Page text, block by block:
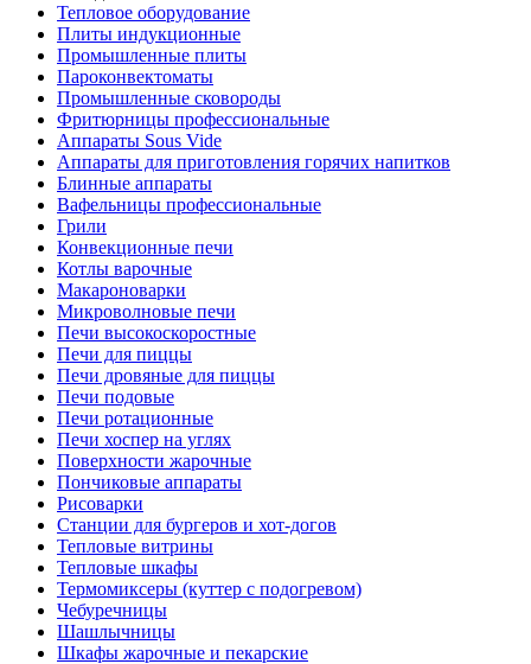
Тепловое оборудование
Плиты индукционные
Промышленные плиты
Пароконвектоматы
Промышленные сковороды
Фритюрницы профессиональные
Аппараты Sous Vide
Аппараты для приготовления горячих напитков
Блинные аппараты
Вафельницы профессиональные
Грили
Конвекционные печи
Котлы варочные
Макароноварки
Микроволновые печи
Печи высокоскоростные
Печи для пиццы
Печи дровяные для пиццы
Печи подовые
Печи ротационные
Печи хоспер на углях
Поверхности жарочные
Пончиковые аппараты
Рисоварки
Станции для бургеров и хот-догов
Тепловые витрины
Тепловые шкафы
Термомиксеры (куттер с подогревом)
Чебуречницы
Шашлычницы
Шкафы жарочные и пекарские